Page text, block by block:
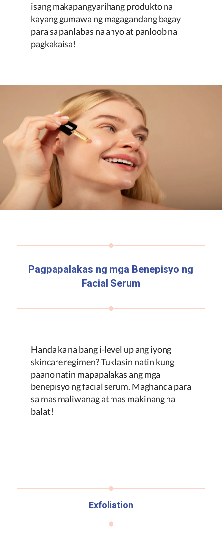
isang makapangyarihang produkto na
kayang gumawa ng magagandang bagay
para sa panlabas na anyo at panloob na
pagkakaisa!
Pagpapalakas ng mga Benepisyo ng
Facial Serum
Handa ka na bang i-level up ang iyong
skincare regimen? Tuklasin natin kung
paano natin mapapalakas ang mga
benepisyo ng facial serum. Maghanda para
sa mas maliwanag at mas makinang na
balat!
Exfoliation